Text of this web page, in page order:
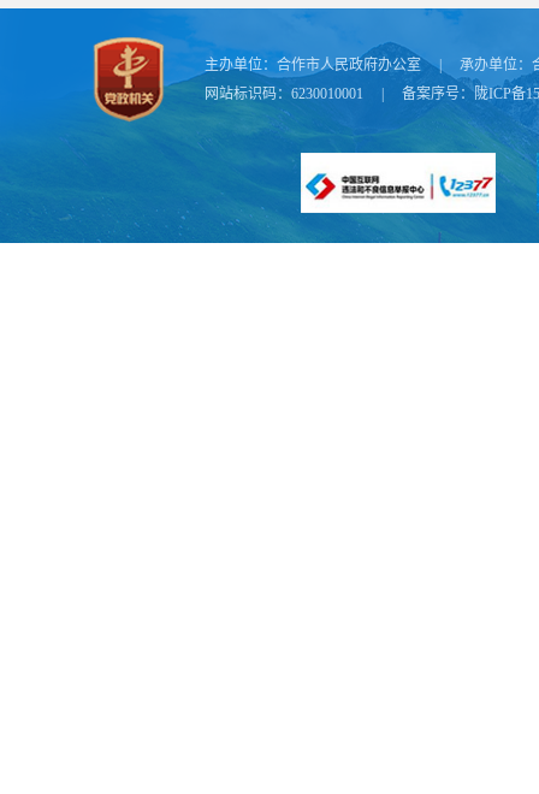
主办单位： 合作市人民政府办公室 承办单位：
网站标识码：6230010001
备案序号：陇ICP备